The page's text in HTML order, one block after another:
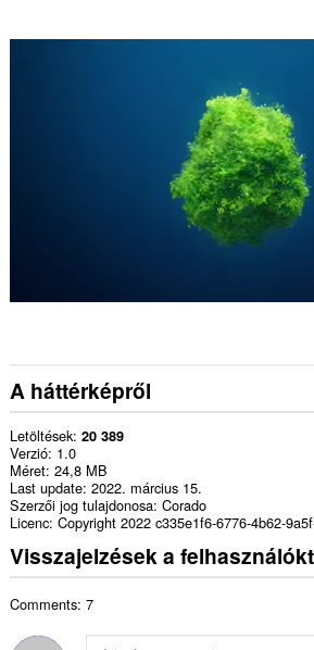
A háttérképről
Letöltések 20 389
Verzió 1.0
Méret 24,8 MB
Last update 2022. március 15.
Szerzői jog tulajdonosa Corado
Licenc Copyright 2022 c335e1f6-6776-4b62-
Visszajelzések a
Comments: 7